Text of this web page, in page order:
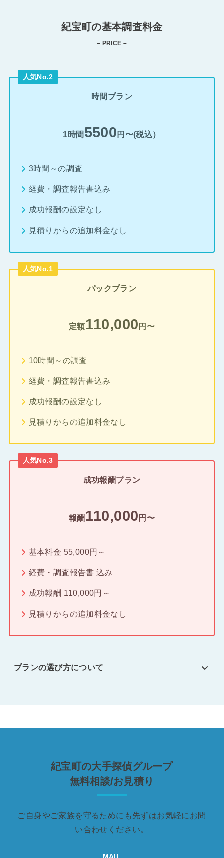
紀宝町の基本調査料金
– PRICE –
人気No.2
時間プラン
1時間 5500 円〜(税込）
3時間～の調査
経費・調査報告書込み
成功報酬の設定なし
見積りからの追加料金なし
人気No.1
パックプラン
定額110,000 円〜
10時間～の調査
経費・調査報告書込み
成功報酬の設定なし
見積りからの追加料金なし
人気No.3
成功報酬プラン
報酬 110,000 円〜
基本料金 55,000円～
経費・調査報告書 込み
成功報酬 110,000円～
見積りからの追加料金なし
プランの選び方について
紀宝町の大手探偵グループ
無料相談/お見積り
ご自身やご家族を守るためにも先ずはお気軽にお問
い合わせください。